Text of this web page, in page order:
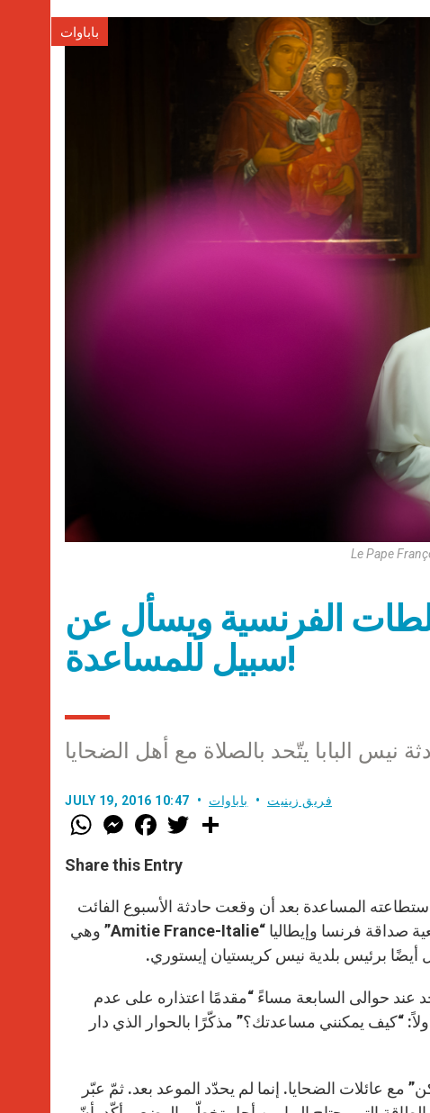
باباوات
Le Pape
الفرنسية ويسأل عن
سبيل للمساعدة!
نيس البابا يتّحد بالصلاة مع أهل الضحايا
JULY 19, 2016 10:47 فريق زينيت باباوات
W
h
t
s
p
p
M
e
s
e
g
e
r
F
a
e
b
o
k
w
r
Share this Entry
المساعدة بعد أن وقعت حادثة الأسبوع الفائت
مخلّفة وراءها 84 قتيلاً. وتحديدًا، اتصل البابا بباولو تشيلي رئيس جمعية صداقة فرنسا وإيطاليا “Amitie France-Italie” وهي
أيضًا برئيس بلدية نيس كريستيان إيستوري.
عند حوالى السابعة مساءً “مقدمًا اعتذاره على عدم
“كيف يمكنني مساعدتك؟” مذكّرًا بالحوار الذي دار
عائلات الضحايا. إنما لم يحدّد الموعد بعد. ثمّ عبّر